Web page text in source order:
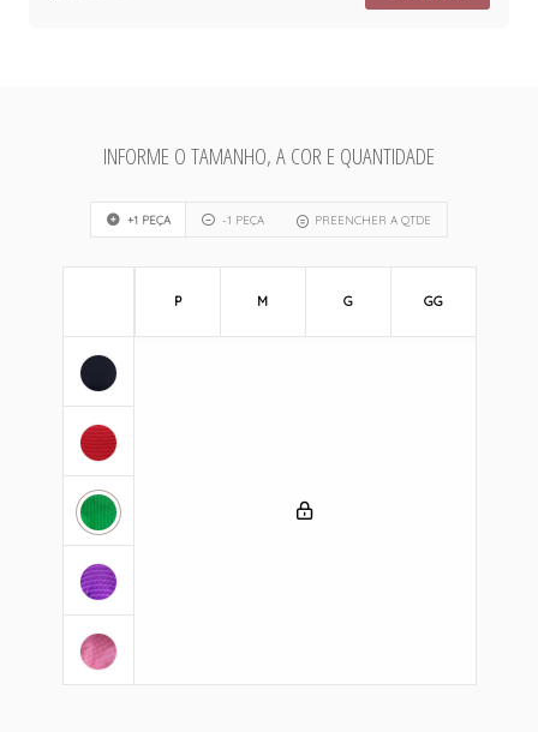
INFORME O TAMANHO, A COR E QUANTIDADE
+1 PEÇA -1 PEÇA PREENCHER A QTDE
P M G GG